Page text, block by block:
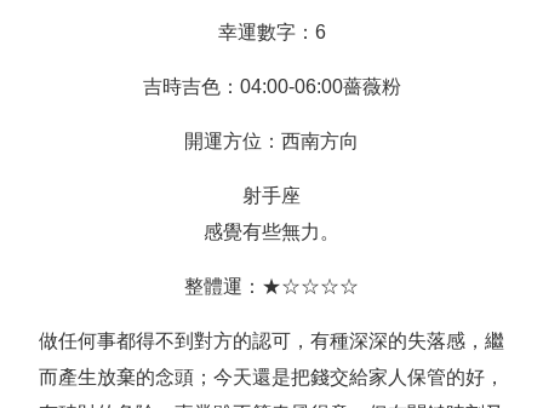
幸運數字：6
吉時吉色：04:00-06:00薔薇粉
開運方位：西南方向
射手座
感覺有些無力。
整體運：★☆☆☆☆
做任何事都得不到對方的認可，有種深深的失落感，繼
而產生放棄的念頭；今天還是把錢交給家人保管的好，